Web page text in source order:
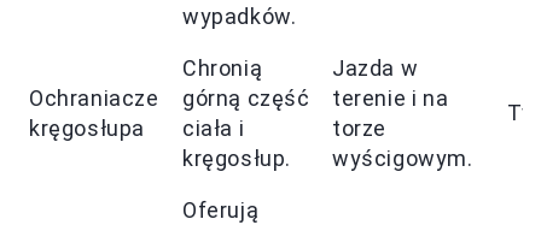
wypadków.
Ochraniacze
kręgosłupa
Chronią
górną część
ciała i
kręgosłup.
Jazda w
terenie i na
torze
wyścigowym.
Oferują